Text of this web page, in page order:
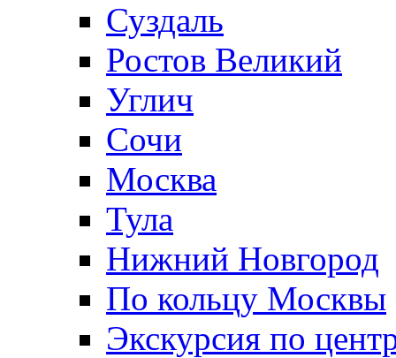
Суздаль
Ростов Великий
Углич
Сочи
Москва
Тула
Нижний Новгород
По кольцу Москвы
Экскурсия по